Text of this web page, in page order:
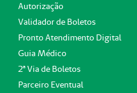
Autorização
Validador de Boletos
Pronto Atendimento Digital
Guia Médico
2ª Via de Boletos
Parceiro Eventual